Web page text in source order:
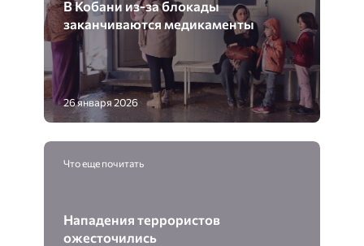
В Кобани из-за блокады
заканчиваются медикаменты
26 января 2026
Что еще почитать
Нападения террористов
ожесточились